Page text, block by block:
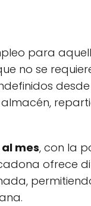
para
no se
mes, con la
ofrece